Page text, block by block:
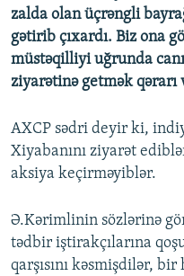
zalda olan üçrəngli
gətirib çıxardı. Biz ona
müstəqilliyi uğrunda
ziyarətinə getmək qərarı
AXCP sədri deyir ki,
Xiyabanını ziyarət
aksiya keçirməyiblər.
Ə.Kərimlinin sözlərinə
tədbir iştirakçılarına
qarşısını kəsmişdilər,